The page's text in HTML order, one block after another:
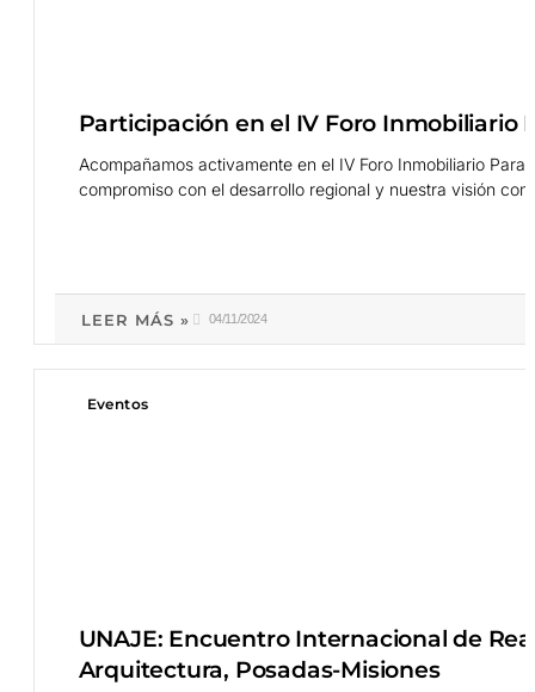
Participación en el IV Foro Inmobiliario
Acompañamos activamente en el IV Foro Inmobiliario
compromiso con el desarrollo regional y nuestra visión
LEER MÁS » 04/11/2024
Eventos
UNAJE: Encuentro Internacional de
Arquitectura, Posadas-Misiones